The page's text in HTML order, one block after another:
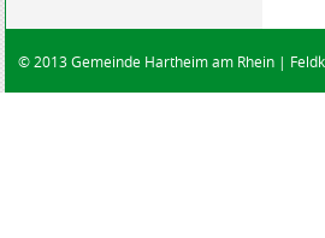
© 2013 Gemeinde Hartheim am Rhein |